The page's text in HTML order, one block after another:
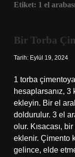
Etiket: 1 el
Bir Torba
Tarih: Eylül 19, 2024
1 torba
hesaplarsanız,
ekleyin. Bir el
doldurulur. 3 el
olur. Kısacası,
eklenir. Çimento
gelince, elde